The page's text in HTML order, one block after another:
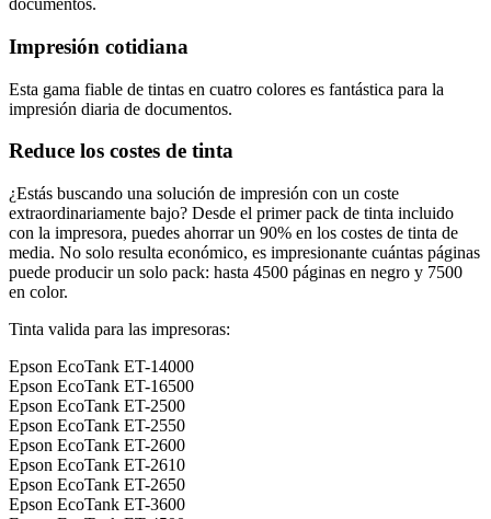
documentos.
Impresión cotidiana
Esta gama fiable de tintas en cuatro colores es fantástica para la
impresión diaria de documentos.
Reduce los costes de tinta
¿Estás buscando una solución de impresión con un coste
extraordinariamente bajo? Desde el primer pack de tinta incluido
con la impresora, puedes ahorrar un 90% en los costes de tinta de
media. No solo resulta económico, es impresionante cuántas páginas
puede producir un solo pack: hasta 4500 páginas en negro y 7500
en color.
Tinta valida para las impresoras:
Epson EcoTank ET-14000
Epson EcoTank ET-16500
Epson EcoTank ET-2500
Epson EcoTank ET-2550
Epson EcoTank ET-2600
Epson EcoTank ET-2610
Epson EcoTank ET-2650
Epson EcoTank ET-3600